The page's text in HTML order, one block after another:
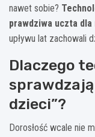
nawet sobie?
prawdziwa uczta
upływu lat zachowali
Dlaczego
sprawdzają
dzieci”?
Dorosłość wcale nie